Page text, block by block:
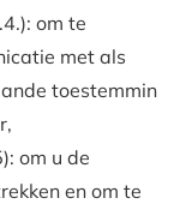
om te
met als
toestemmin
om u de
en om te